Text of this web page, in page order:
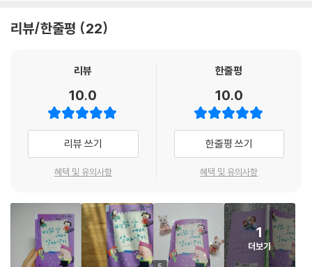
여덟 살이 진짜로 살아남는 방법에 대하여
「나도?」의 민서가 같은 배역을 일곱 명이 나누어 맡아야 한다는 데 반발하
는 것은 주인공은 한 사람이라야 한다고 생각하기 때문이다. 우리 집에서,
우리 친척들 사이에서 언제나 주인공을 맡던 어린이가 학교에 가면, 거기
에는 똑같이 평생(?) 주인공으로 살아온 아이들이 여럿 있다. 천상천하 유
아독존! 그러나 우리가 함께 살아가야 하는 세계 속에서 주인공이 하나일
되어야만 근사한 것도 아니다. 욕심과 고집을 내려놓기 위해 주위를 둘러
보는 일만큼 필요한 일은 또 없을 것이다. 그리하여 민서는 타인의 마음을
이해하고 조금씩 양보하기로 한다. 그렇지 않으면 우리는 더 이상 그 무엇
도 함께할 수 없을 테니까.
리뷰/한줄평 22
리뷰
10.0
리뷰 쓰기
혜택 및 유의사항
한줄평
10.0
한줄평 쓰기
혜택 및 유의사항
1
더보기